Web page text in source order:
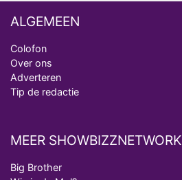
ALGEMEEN
Colofon
Over ons
Adverteren
Tip de redactie
MEER SHOWBIZZNETWORK
Big Brother